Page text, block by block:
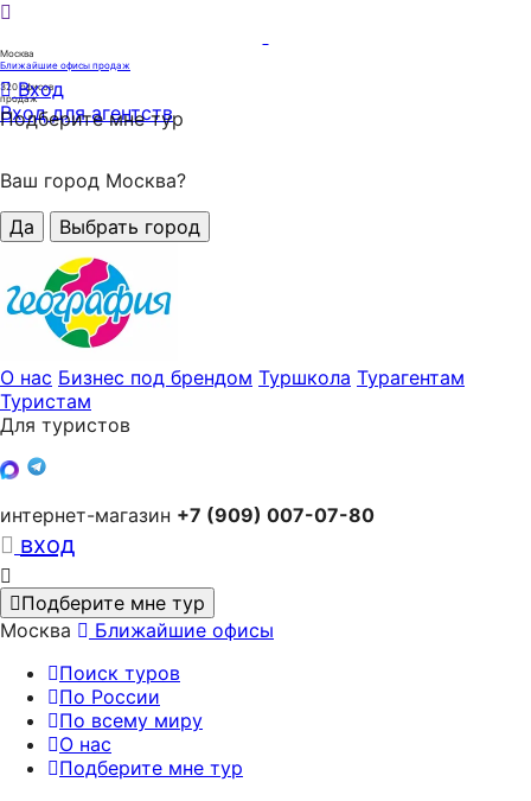
Москва
Ближайшие офисы продаж
320офисов
продаж
Вход
Вход для агентств
Подберите мне тур
Ваш город Москва?
Да
Выбрать город
О нас Бизнес под брендом Туршкола Турагентам
Туристам
Для туристов
интернет-магазин +7 (909) 007-07-80
вход
Подберите мне тур
Москва
Ближайшие офисы
Поиск туров
По России
По всему миру
О нас
Подберите мне тур